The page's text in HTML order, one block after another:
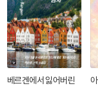
베르겐에서 잃어버린